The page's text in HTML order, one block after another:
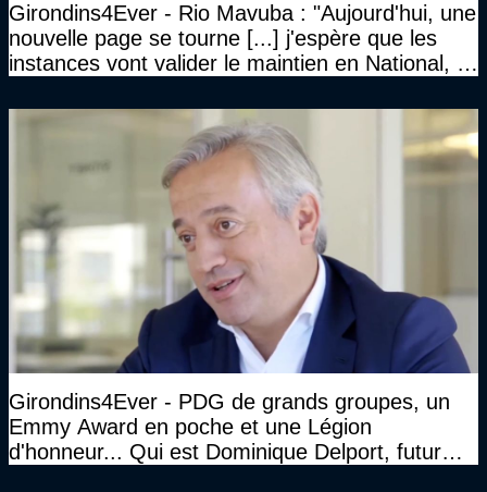
Girondins4Ever - Rio Mavuba : "Aujourd'hui, une
nouvelle page se tourne [...] j'espère que les
instances vont valider le maintien en National, et
haut niveau"
Girondins4Ever - PDG de grands groupes, un
Emmy Award en poche et une Légion
d'honneur... Qui est Dominique Delport, futur